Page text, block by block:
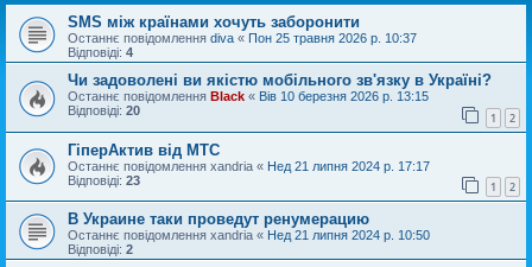
SMS між країнами хочуть заборонити
Останнє повідомлення divа « Пон 25 травня 2026 р. 10:37
Відповіді: 4
Чи задоволені ви якістю мобільного зв'язку в Україні?
Останнє повідомлення Black « Вів 10 березня 2026 р. 13:15
Відповіді: 20 1 2
ГіперАктив від МТС
Останнє повідомлення xandria « Нед 21 липня 2024 р. 17:17
Відповіді: 23 1 2
В Украине таки проведут ренумерацию
Останнє повідомлення xandria « Нед 21 липня 2024 р. 10:50
Відповіді: 2